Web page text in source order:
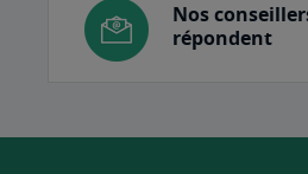
Nos
répondent